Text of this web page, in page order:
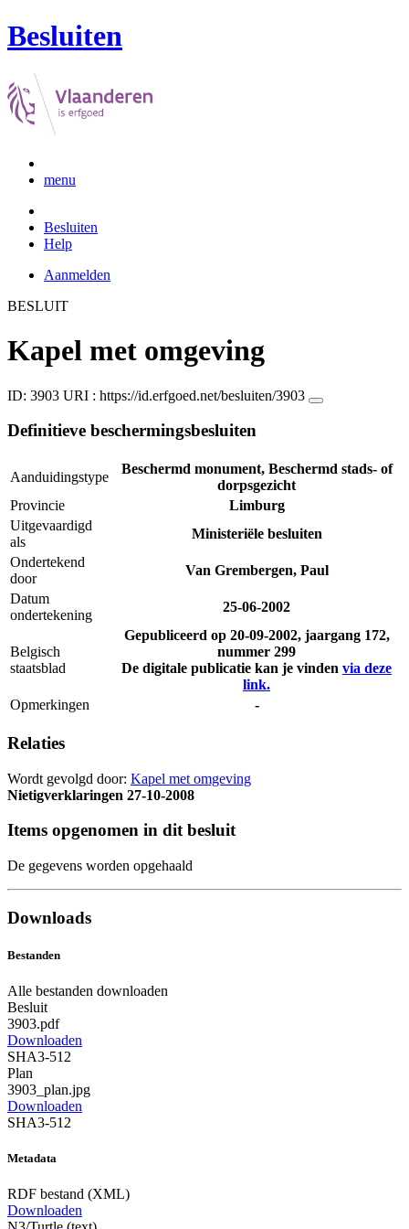
Besluiten
menu
Besluiten
Help
Aanmelden
BESLUIT
Kapel met omgeving
ID: 3903 URI : https://id.erfgoed.net/besluiten/3903
Definitieve beschermingsbesluiten
Aanduidingstype
Beschermd monument, Beschermd stads- of
dorpsgezicht
Provincie
Limburg
Uitgevaardigd
als
Ministeriële besluiten
Ondertekend
door
Van Grembergen, Paul
Datum
ondertekening
25-06-2002
Belgisch
staatsblad
Gepubliceerd op 20-09-2002, jaargang 172,
nummer 299
De digitale publicatie kan je vinden via deze
link.
Opmerkingen
-
Relaties
Wordt gevolgd door: Kapel met omgeving
Nietigverklaringen 27-10-2008
Items opgenomen in dit besluit
De gegevens worden opgehaald
Downloads
Bestanden
Alle bestanden downloaden
Besluit
3903.pdf
Downloaden
SHA3-512
Plan
3903_plan.jpg
Downloaden
SHA3-512
Metadata
RDF bestand (XML)
Downloaden